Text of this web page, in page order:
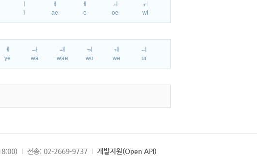
i
ㅐ
ae
ㅔ
e
ㅚ
oe
ㅟ
wi
ㅖ
ye
ㅘ
wa
ㅙ
wae
ㅝ
wo
ㅞ
we
ㅢ
ui
전송: 02-2669-9737 개발지원(Open API)